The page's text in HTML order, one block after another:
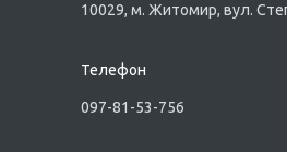
10029, м. Житомир, вул.
Телефон
097-81-53-756